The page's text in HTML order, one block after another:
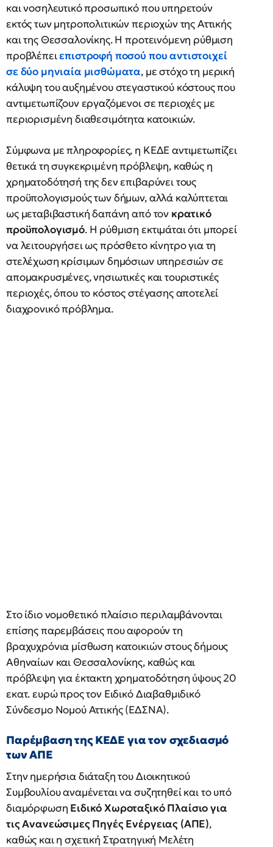
και νοσηλευτικό προσωπικό που υπηρετούν
εκτός των μητροπολιτικών περιοχών της Αττικής
και της Θεσσαλονίκης. Η προτεινόμενη ρύθμιση
προβλέπειεπιστροφή ποσού που αντιστοιχεί
σε δύο μηνιαία μισθώματα, με στόχο τη μερική
κάλυψη του αυξημένου στεγαστικού κόστους που
αντιμετωπίζουν εργαζόμενοι σε περιοχές με
περιορισμένη διαθεσιμότητα κατοικιών.
Σύμφωνα με πληροφορίες, η ΚΕΔΕ αντιμετωπίζει
θετικά τη συγκεκριμένη πρόβλεψη, καθώς η
χρηματοδότησή της δεν επιβαρύνει τους
προϋπολογισμούς των δήμων, αλλά καλύπτεται
ως μεταβιβαστική δαπάνη από τον κρατικό
προϋπολογισμό. Η ρύθμιση εκτιμάται ότι μπορεί
να λειτουργήσει ως πρόσθετο κίνητρο για τη
στελέχωση κρίσιμων δημόσιων υπηρεσιών σε
απομακρυσμένες, νησιωτικές και τουριστικές
περιοχές, όπου το κόστος στέγασης αποτελεί
διαχρονικό πρόβλημα.
Στο ίδιο νομοθετικό πλαίσιο περιλαμβάνονται
επίσης παρεμβάσεις που αφορούν τη
βραχυχρόνια μίσθωση κατοικιών στους δήμους
Αθηναίων και Θεσσαλονίκης, καθώς και
πρόβλεψη για έκτακτη χρηματοδότηση ύψους 20
εκατ. ευρώ προς τον Ειδικό Διαβαθμιδικό
Σύνδεσμο Νομού Αττικής (ΕΔΣΝΑ).
Παρέμβαση της ΚΕΔΕ για τον σχεδιασμό
των ΑΠΕ
Στην ημερήσια διάταξη του Διοικητικού
Συμβουλίου αναμένεται να συζητηθεί και το υπό
διαμόρφωση Ειδικό Χωροταξικό Πλαίσιο για
τις Ανανεώσιμες Πηγές Ενέργειας (ΑΠΕ),
καθώς και η σχετική Στρατηγική Μελέτη